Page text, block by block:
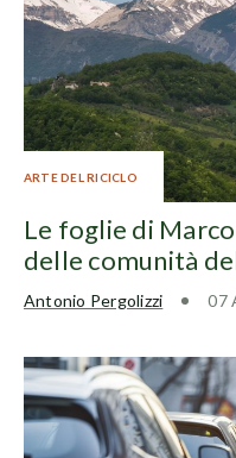
ARTE DEL RICICLO
Le foglie di
delle comunità
Antonio Pergolizzi 07